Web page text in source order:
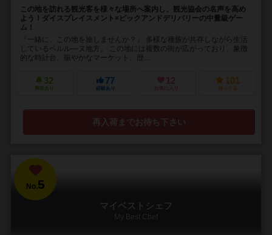
この地を訪れる観光客を様々な場所へ案内し、観光協会の名声を高め
よう！ダイスプレイスメント×ピックアンドデリバリーの中量級ゲー
ム！
『一緒に、この地を旅しませんか？』 多様な種族が共存しながら生活
しているペルル―ヌ地方。 この地には複数の街が広がっており、象徴
的な時計台、賑やかなマーケット、歴...
32
興味あり
77
経験あり
12
お気に入り
101
持ってる
再入荷までお待ち下さい
No.5
マイベストシェフ
My Best Chef